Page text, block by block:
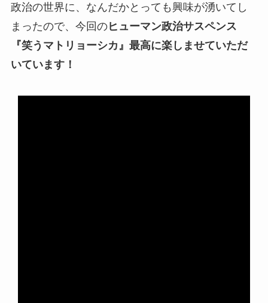
政治の世界に、なんだかとっても興味が湧いてし
まったので、今回のヒューマン政治サスペンス
『笑うマトリョーシカ』最高に楽しませていただ
いています！